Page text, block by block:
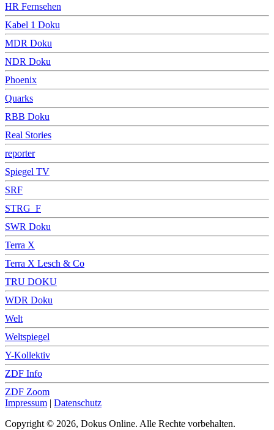
HR Fernsehen
Kabel 1 Doku
MDR Doku
NDR Doku
Phoenix
Quarks
RBB Doku
Real Stories
reporter
Spiegel TV
SRF
STRG_F
SWR Doku
Terra X
Terra X Lesch & Co
TRU DOKU
WDR Doku
Welt
Weltspiegel
Y-Kollektiv
ZDF Info
ZDF Zoom
Impressum | Datenschutz
Copyright © 2026, Dokus Online. Alle Rechte vorbehalten.